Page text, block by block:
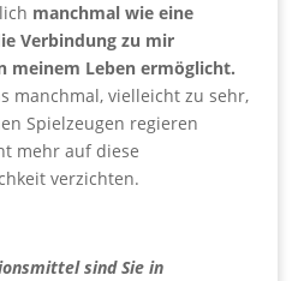
manchmal wie eine
Verbindung zu mir
meinem Leben ermöglicht.
manchmal, vielleicht zu sehr,
Spielzeugen regieren
mehr auf diese
verzichten.
sind Sie in